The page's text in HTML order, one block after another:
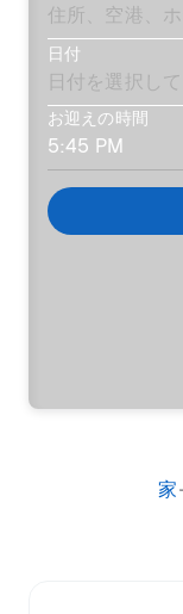
日付
お迎えの時間
家